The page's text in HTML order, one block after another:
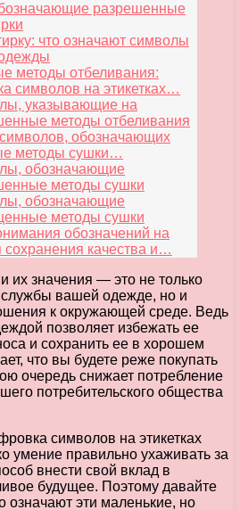
разрешенные
что означают символы
одежды
методы отбеливания:
символов на этикетках…
указывающие на
методы отбеливания
обозначающих
методы сушки…
обозначающие
методы сушки
обозначающие
методы сушки
обозначений на
сохранения качества и…
их значения — это не только
службы вашей одежде, но и
к окружающей среде. Ведь
позволяет избежать ее
и сохранить ее в хорошем
что вы будете реже покупать
очередь снижает потребление
потребительского общества
символов на этикетках
умение правильно ухаживать за
внести свой вклад в
будущее. Поэтому давайте
означают эти маленькие, но